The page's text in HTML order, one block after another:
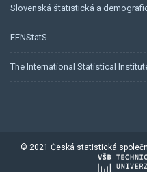
Slovenská štatistická a
FENStatS
The International Statistical
© 2021 Česká statistická